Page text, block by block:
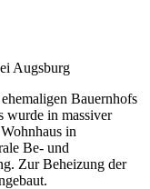
Bauernhofs
wurde in massiver
in
Be- und
Zur Beheizung der